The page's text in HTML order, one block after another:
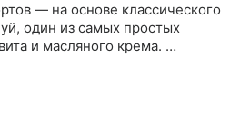
— на основе классического
один из самых простых
и масляного крема.